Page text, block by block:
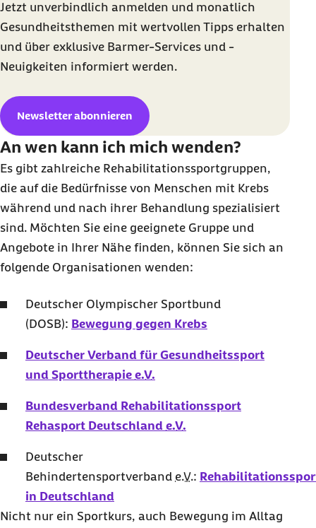
Jetzt unverbindlich anmelden und monatlich
Gesundheitsthemen mit wertvollen Tipps erhalten
und über exklusive Barmer-Services und -
Neuigkeiten informiert werden.
Newsletter abonnieren
An wen kann ich mich wenden?
Es gibt zahlreiche Rehabilitationssportgruppen,
die auf die Bedürfnisse von Menschen mit Krebs
während und nach ihrer Behandlung spezialisiert
sind. Möchten Sie eine geeignete Gruppe und
Angebote in Ihrer Nähe finden, können Sie sich an
folgende Organisationen wenden:
Deutscher Olympischer Sportbund
(DOSB): Bewegung gegen Krebs
Deutscher Verband für Gesundheitssport
und Sporttherapie e.V.
Bundesverband Rehabilitationssport
Rehasport Deutschland e.V.
Deutscher
Behindertensportverband e.V.:
in Deutschland
Nicht nur ein Sportkurs, auch Bewegung im Alltag